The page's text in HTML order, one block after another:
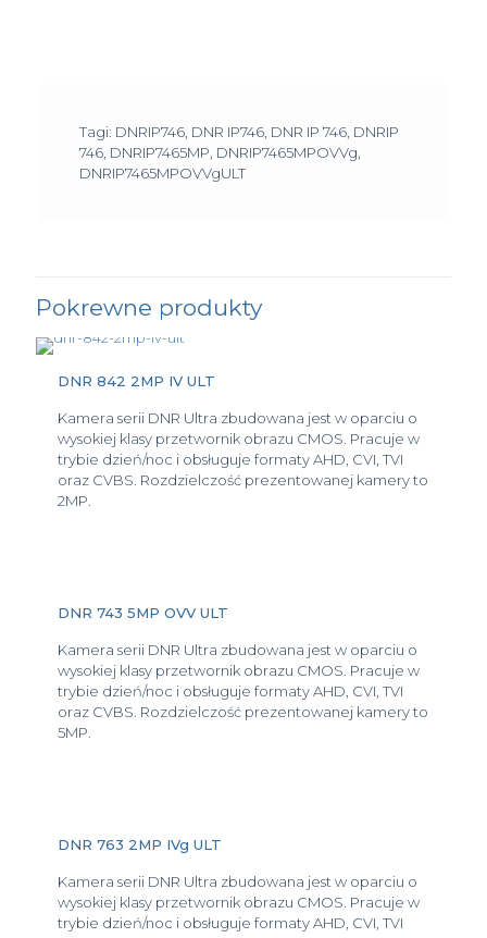
Tagi: DNRIP746, DNR IP746, DNR IP 746, DNRIP
746, DNRIP7465MP, DNRIP7465MPOVVg,
DNRIP7465MPOVVgULT
Pokrewne produkty
DNR 842 2MP IV ULT
Kamera serii DNR Ultra zbudowana jest w oparciu o
wysokiej klasy przetwornik obrazu CMOS. Pracuje w
trybie dzień/noc i obsługuje formaty AHD, CVI, TVI
oraz CVBS. Rozdzielczość prezentowanej kamery to
2MP.
DNR 743 5MP OVV ULT
Kamera serii DNR Ultra zbudowana jest w oparciu o
wysokiej klasy przetwornik obrazu CMOS. Pracuje w
trybie dzień/noc i obsługuje formaty AHD, CVI, TVI
oraz CVBS. Rozdzielczość prezentowanej kamery to
5MP.
DNR 763 2MP IVg ULT
Kamera serii DNR Ultra zbudowana jest w oparciu o
wysokiej klasy przetwornik obrazu CMOS. Pracuje w
trybie dzień/noc i obsługuje formaty AHD, CVI, TVI